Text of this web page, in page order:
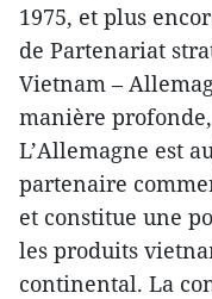
1975, et plus
de Partenariat
Vietnam –
manière
L’Allemagne est
partenaire
et constitue une
les produits
continental. La